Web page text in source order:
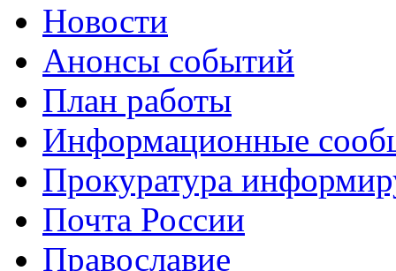
Новости
Анонсы событий
План работы
Информационные
Прокуратура
Почта России
Православие